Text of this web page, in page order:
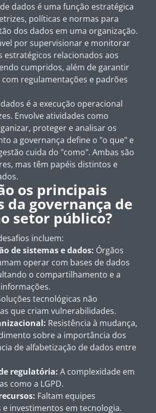
dados é uma função estratégica
políticas e normas para
dos dados em uma organização.
por supervisionar e monitorar
estratégicos relacionados aos
cumpridos, além de garantir
regulamentações e padrões
é a execução operacional
Envolve atividades como
proteger e analisar os
a governança define o "o que" e
cuida do "como". Ambas são
mas têm papéis distintos e
os principais
da governança de
setor público?
incluem:
de sistemas e dados: Órgãos
operar com bases de dados
o compartilhamento e a
tecnológicas não
que criam vulnerabilidades.
Resistência à mudança,
sobre a importância dos
de alfabetização de dados entre
regulatória: A complexidade em
como a LGPD.
Faltam equipes
e investimentos em tecnologia.